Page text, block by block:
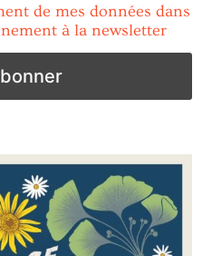
de mes données dans
à la newsletter